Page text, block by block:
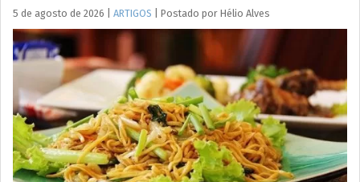
5 de agosto de 2026 ARTIGOS Postado por Hélio Alves